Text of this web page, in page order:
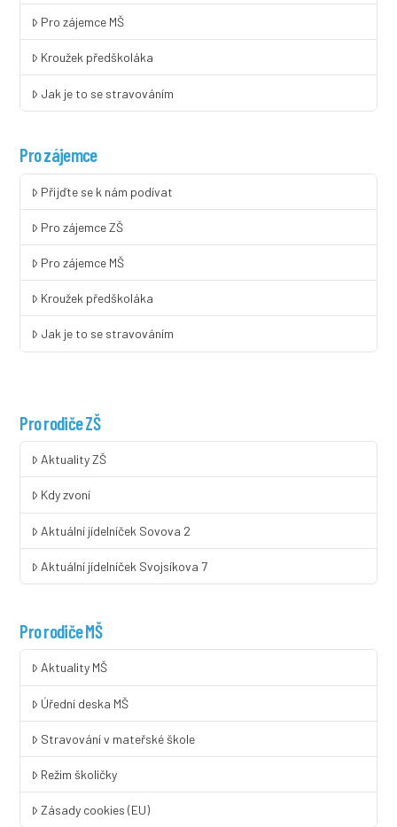
Pro zájemce MŠ
Kroužek předškoláka
Jak je to se stravováním
Pro zájemce
Přijďte se k nám podívat
Pro zájemce ZŠ
Pro zájemce MŠ
Kroužek předškoláka
Jak je to se stravováním
Pro rodiče ZŠ
Aktuality ZŠ
Kdy zvoní
Aktuální jídelníček Sovova 2
Aktuální jídelníček Svojsíkova 7
Pro rodiče MŠ
Aktuality MŠ
Úřední deska MŠ
Stravování v mateřské škole
Režim školičky
Zásady cookies (EU)